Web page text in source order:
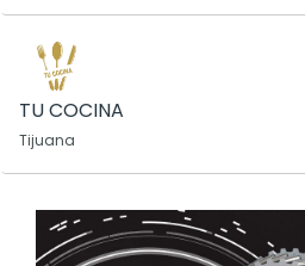
TU COCINA
Tijuana